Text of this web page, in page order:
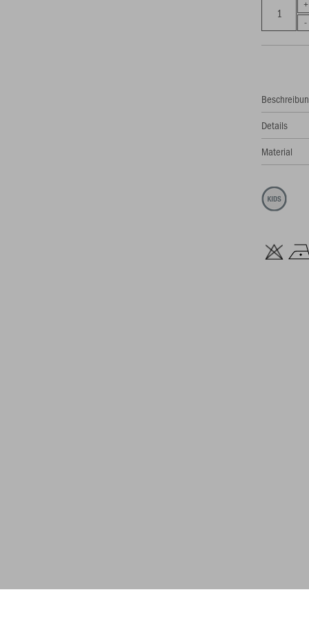
Details
Material